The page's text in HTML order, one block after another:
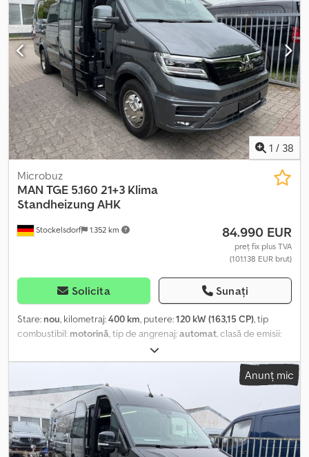
cameră pentru mersul înapoi * 21+3 * 21 locuri pe scaune inclusiv
șofer * 3 locuri în picioare * ușă de acces electrică * încălzire
convectoare pentru compartimentul pasagerilor * aer
condiționat pe acoperiș * ventilație pentru fiecare pasager *
prize USB * lumină LED în interior Dksdpfx Aaovp Tk As Ior * spațiu
pentru bagaje * bare de sprijin * sistem cu șine * spătare
reglabile * portbagaj mărit * izolație * podea antiderapantă * etc.
* finanțare posibilă * acceptăm autovehicule în contul plății *
Vânzare intermediară, erori și modificări rezervate
1 / 38
Stockelsdorf 1.352 km
Microbuz
MAN TGE 5.160 21+3 Klima
Standheizung AHK
84.990 EUR
preț fix plus TVA
(101.138 EUR brut)
Solicita Sunați
Stare: nou, kilometraj:400 km, putere:120 kW (163,15 CP), tip
combustibil: motorină, tip de angrenaj:automat, clasă de emisii:
, număr de locuri:
Dotări:ABS, aer condiționat, filtru de particule, program
, * MAN TGE
5.160 * Disponibil imediat * Transmisie automată * Faruri LED *
Tempomat * Scaun șofer cu suspensie * Volan multifuncțional *
Cârlig de remorcare * Sisteme de asistență * Cameră pentru
mersul înapoi * 21+3 * Ușă de acces electrică * Încălzire pentru
compartimentul pasagerilor * Climă pe acoperiș * Ventilație
Anunț mic